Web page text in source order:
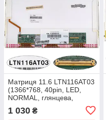
Матриця 11.6 LTN116AT03
(1366*768, 40pin, LED,
NORMAL, глянцева,
для ноутбука ( (47894)
1 030 ₴